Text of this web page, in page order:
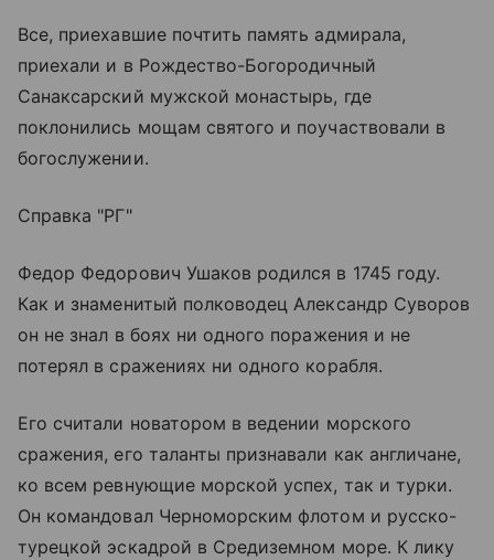
Все, приехавшие почтить память адмирала,
приехали и в Рождество-Богородичный
Санаксарский мужской монастырь, где
поклонились мощам святого и поучаствовали в
богослужении.
Справка "РГ"
Федор Федорович Ушаков родился в 1745 году.
Как и знаменитый полководец Александр Суворов
он не знал в боях ни одного поражения и не
потерял в сражениях ни одного корабля.
Его считали новатором в ведении морского
сражения, его таланты признавали как англичане,
ко всем ревнующие морской успех, так и турки.
Он командовал Черноморским флотом и русско-
турецкой эскадрой в Средиземном море. К лику